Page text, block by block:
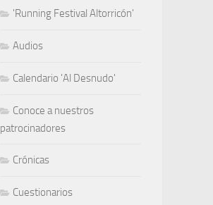
'Running Festival Altorricón'
Audios
Calendario 'Al Desnudo'
Conoce a nuestros
patrocinadores
Crónicas
Cuestionarios